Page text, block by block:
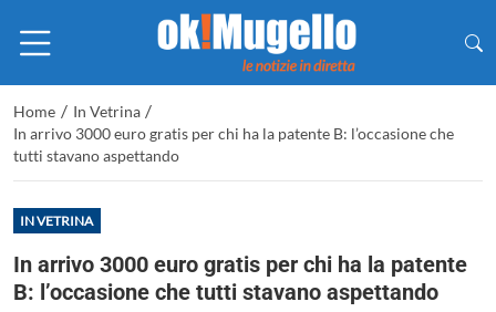
Home / In Vetrina /
In arrivo 3000 euro gratis per chi ha la patente B: l’occasione che
tutti stavano aspettando
IN VETRINA
In arrivo 3000 euro gratis per chi ha la patente
B: l’occasione che tutti stavano aspettando